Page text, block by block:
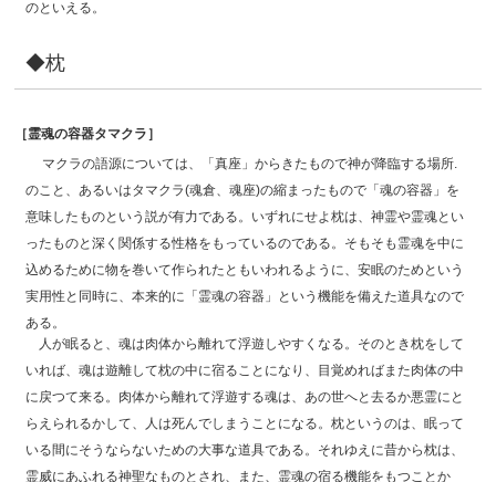
のといえる。
◆枕
［霊魂の容器タマクラ］
マクラの語源については、「真座」からきたもので神が降臨する場所.
のこと、あるいはタマクラ(魂倉、魂座)の縮まったもので「魂の容器」を
意味したものという説が有力である。いずれにせよ枕は、神霊や霊魂とい
ったものと深く関係する性格をもっているのである。そもそも霊魂を中に
込めるために物を巻いて作られたともいわれるように、安眠のためという
実用性と同時に、本来的に「霊魂の容器」という機能を備えた道具なので
ある。
人が眠ると、魂は肉体から離れて浮遊しやすくなる。そのとき枕をして
いれば、魂は遊離して枕の中に宿ることになり、目覚めればまた肉体の中
に戻つて来る。肉体から離れて浮遊する魂は、あの世へと去るか悪霊にと
らえられるかして、人は死んでしまうことになる。枕というのは、眠って
いる間にそうならないための大事な道具である。それゆえに昔から枕は、
霊威にあふれる神聖なものとされ、また、霊魂の宿る機能をもつことか